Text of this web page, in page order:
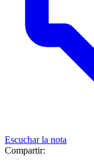
Escuchar la nota
Compartir: